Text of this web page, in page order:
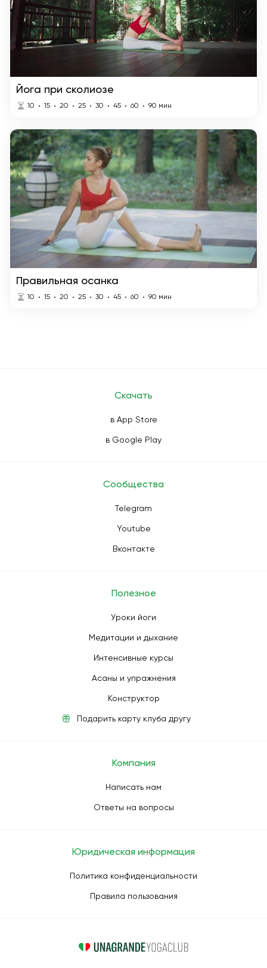
Йога при сколиозе
10 15 20 25 30 45 60 90 мин
Правильная осанка
10 15 20 25 30 45 60 90 мин
Скачать
в App Store
в Google Play
Сообщества
Telegram
Youtube
Вконтакте
Полезное
Уроки йоги
Медитации и дыхание
Интенсивные курсы
Асаны и упражнения
Конструктор
Подарить карту клуба другу
Компания
Написать нам
Ответы на вопросы
Юридическая информация
Политика конфиденциальности
Правила пользования